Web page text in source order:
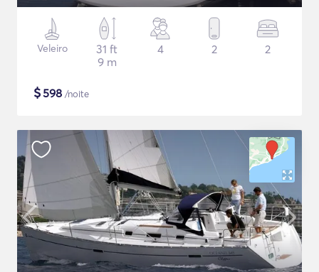
Veleiro
31 ft
9 m
4 2 2
$598 /noite